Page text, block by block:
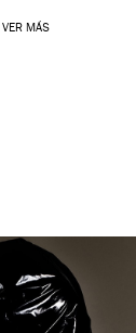
VER MÁS